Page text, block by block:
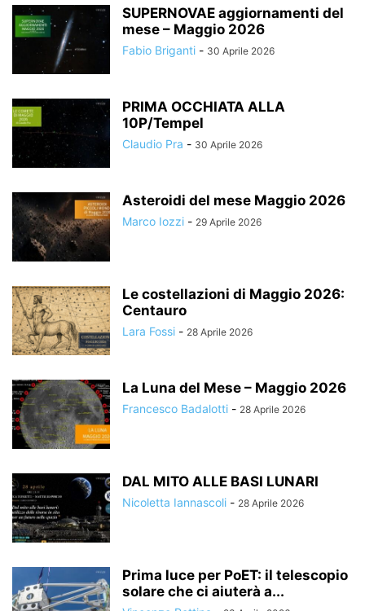
SUPERNOVAE aggiornamenti del
mese – Maggio 2026
Fabio Briganti - 30 Aprile 2026
PRIMA OCCHIATA ALLA
10P/Tempel
Claudio Pra - 30 Aprile 2026
Asteroidi del mese Maggio 2026
Marco Iozzi - 29 Aprile 2026
Le costellazioni di Maggio 2026:
Centauro
Lara Fossi - 28 Aprile 2026
La Luna del Mese – Maggio 2026
Francesco Badalotti - 28 Aprile 2026
DAL MITO ALLE BASI LUNARI
Nicoletta Iannascoli - 28 Aprile 2026
Prima luce per PoET: il telescopio
solare che ci aiuterà a...